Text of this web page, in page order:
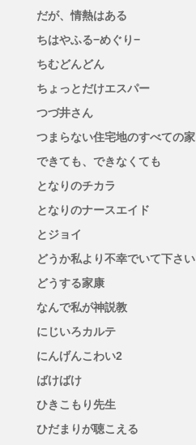
だが、情熱はある
ちはやふる−めぐり−
ちむどんどん
ちょっとだけエスパー
つづ井さん
つまらない住宅地のすべての家
できても、できなくても
となりのチカラ
となりのナースエイド
とジョイ
どうか私より不幸でいて下さい
どうする家康
なんで私が神説教
にじいろカルテ
にんげんこわい2
ばけばけ
ひきこもり先生
ひだまりが聴こえる